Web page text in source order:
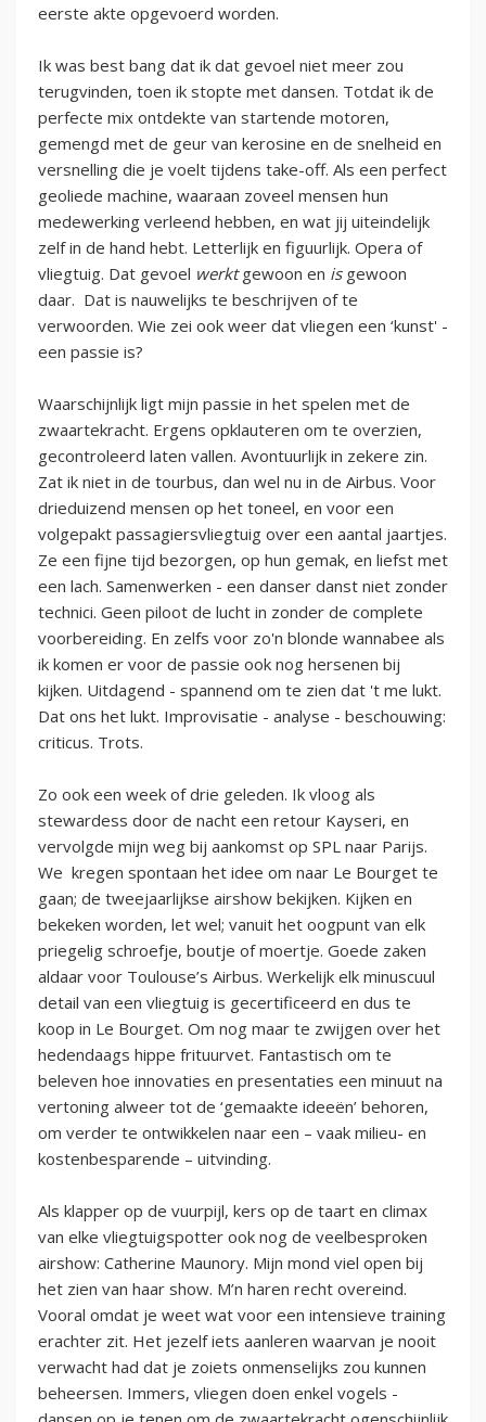
eerste akte opgevoerd worden.
Ik was best bang dat ik dat gevoel niet meer zou
terugvinden, toen ik stopte met dansen. Totdat ik de
perfecte mix ontdekte van startende motoren,
gemengd met de geur van kerosine en de snelheid en
versnelling die je voelt tijdens take-off. Als een perfect
geoliede machine, waaraan zoveel mensen hun
medewerking verleend hebben, en wat jij uiteindelijk
zelf in de hand hebt. Letterlijk en figuurlijk. Opera of
vliegtuig. Dat gevoel werktgewoon en isgewoon
daar. Dat is nauwelijks te beschrijven of te
verwoorden. Wie zei ook weer dat vliegen een ‘kunst' -
een passie is?
Waarschijnlijk ligt mijn passie in het spelen met de
zwaartekracht. Ergens opklauteren om te overzien,
gecontroleerd laten vallen. Avontuurlijk in zekere zin.
Zat ik niet in de tourbus, dan wel nu in de Airbus. Voor
drieduizend mensen op het toneel, en voor een
volgepakt passagiersvliegtuig over een aantal jaartjes.
Ze een fijne tijd bezorgen, op hun gemak, en liefst met
een lach. Samenwerken - een danser danst niet zonder
technici. Geen piloot de lucht in zonder de complete
voorbereiding. En zelfs voor zo'n blonde wannabee als
ik komen er voor de passie ook nog hersenen bij
kijken. Uitdagend - spannend om te zien dat 't me lukt.
Dat ons het lukt. Improvisatie - analyse - beschouwing:
criticus. Trots.
Zo ook een week of drie geleden. Ik vloog als
stewardess door de nacht een retour Kayseri, en
vervolgde mijn weg bij aankomst op SPL naar Parijs.
We kregen spontaan het idee om naar Le Bourget te
gaan; de tweejaarlijkse airshow bekijken. Kijken en
bekeken worden, let wel; vanuit het oogpunt van elk
priegelig schroefje, boutje of moertje. Goede zaken
aldaar voor Toulouse’s Airbus. Werkelijk elk minuscuul
detail van een vliegtuig is gecertificeerd en dus te
koop in Le Bourget. Om nog maar te zwijgen over het
hedendaags hippe frituurvet. Fantastisch om te
beleven hoe innovaties en presentaties een minuut na
vertoning alweer tot de ‘gemaakte ideeën’ behoren,
om verder te ontwikkelen naar een – vaak milieu- en
kostenbesparende – uitvinding.
Als klapper op de vuurpijl, kers op de taart en climax
van elke vliegtuigspotter ook nog de veelbesproken
airshow: Catherine Maunory. Mijn mond viel open bij
het zien van haar show. M’n haren recht overeind.
Vooral omdat je weet wat voor een intensieve training
erachter zit. Het jezelf iets aanleren waarvan je nooit
verwacht had dat je zoiets onmenselijks zou kunnen
beheersen. Immers, vliegen doen enkel vogels -